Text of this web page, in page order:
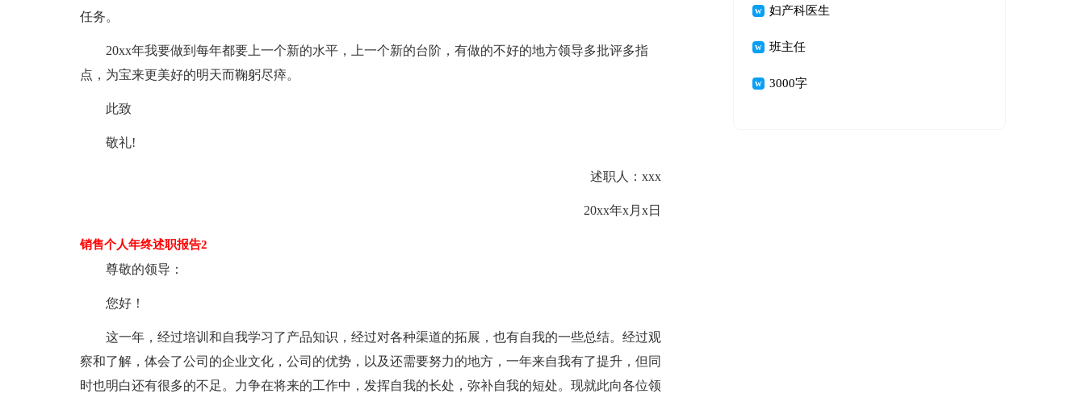
任务。
20xx年我要做到每年都要上一个新的水平，上一个新的台阶，有做的不好的地方领导多批评多指
点，为宝来更美好的明天而鞠躬尽瘁。
此致
敬礼!
述职人：xxx
20xx年x月x日
销售个人年终述职报告2
尊敬的领导：
您好！
这一年，经过培训和自我学习了产品知识，经过对各种渠道的拓展，也有自我的一些总结。经过观
察和了解，体会了公司的企业文化，公司的优势，以及还需要努力的地方，一年来自我有了提升，但同
时也明白还有很多的不足。力争在将来的工作中，发挥自我的长处，弥补自我的短处。现就此向各位领
妇产科医生
班主任
3000字